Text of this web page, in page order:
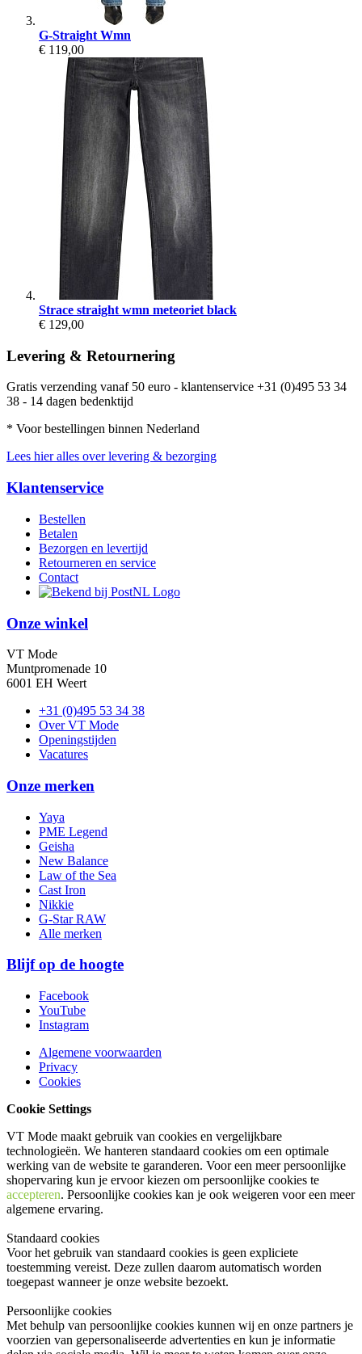
G-Straight Wmn
€ 119,00
Strace straight wmn meteoriet black
€ 129,00
Levering & Retournering
Gratis verzending vanaf 50 euro - klantenservice +31 (0)495 53 34
38 - 14 dagen bedenktijd
* Voor bestellingen binnen Nederland
Lees hier alles over levering & bezorging
Klantenservice
Bestellen
Betalen
Bezorgen en levertijd
Retourneren en service
Contact
Onze winkel
VT Mode
Muntpromenade 10
6001 EH Weert
+31 (0)495 53 34 38
Over VT Mode
Openingstijden
Vacatures
Onze merken
Yaya
PME Legend
Geisha
New Balance
Law of the Sea
Cast Iron
Nikkie
G-Star RAW
Alle merken
Blijf op de hoogte
Facebook
YouTube
Instagram
Algemene voorwaarden
Privacy
Cookies
Cookie Settings
VT Mode maakt gebruik van cookies en vergelijkbare
technologieën. We hanteren standaard cookies om een optimale
werking van de website te garanderen. Voor een meer persoonlijke
shopervaring kun je ervoor kiezen om persoonlijke cookies te
accepteren. Persoonlijke cookies kan je ook weigeren voor een meer
algemene ervaring.
Standaard cookies
Voor het gebruik van standaard cookies is geen expliciete
toestemming vereist. Deze zullen daarom automatisch worden
toegepast wanneer je onze website bezoekt.
Persoonlijke cookies
Met behulp van persoonlijke cookies kunnen wij en onze partners je
voorzien van gepersonaliseerde advertenties en kun je informatie